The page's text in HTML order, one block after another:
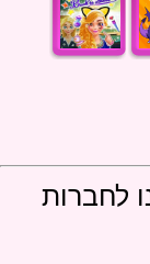
לחברות